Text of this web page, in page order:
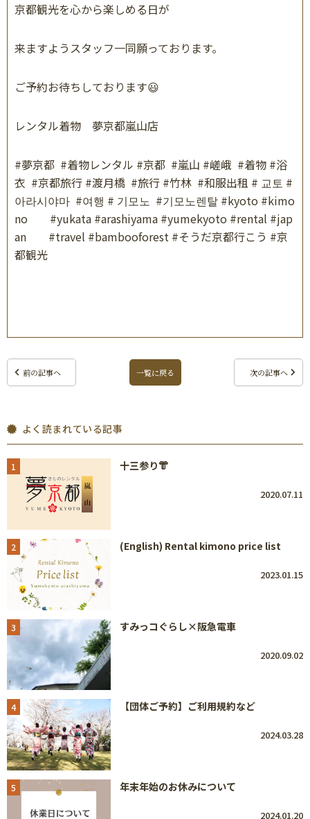
京都観光を心から楽しめる日が
来ますようスタッフ一同願っております。
ご予約お待ちしております😃
レンタル着物 夢京都嵐山店
#夢京都 #着物レンタル #京都 #嵐山 #嵯峨 #着物 #浴
衣 #京都旅行 #渡月橋 #旅行 #竹林 #和服出租 # 교토 #
아라시야마 #여행 # 기모노 #기모노렌탈 #kyoto #kimo
no
#yukata #arashiyama #yumekyoto #rental #jap
an
#travel #bambooforest #そうだ京都行こう #京
都観光
前の記事へ 一覧に戻る 次の記事へ
よく読まれている記事
1 十三参り👘
2020.07.11
2 (English) Rental kimono price list
2023.01.15
3 すみっコぐらし×阪急電車
2020.09.02
4 【団体ご予約】ご利用規約など
2024.03.28
5 年末年始のお休みについて
2024.01.20